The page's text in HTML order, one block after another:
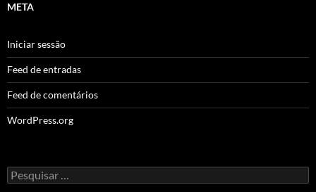
META
Iniciar sessão
Feed de entradas
Feed de comentários
WordPress.org
Pesquisar
por: